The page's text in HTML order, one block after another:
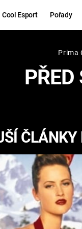
Cool Esport Pořady
Hry
Prima
ČLÁNKY